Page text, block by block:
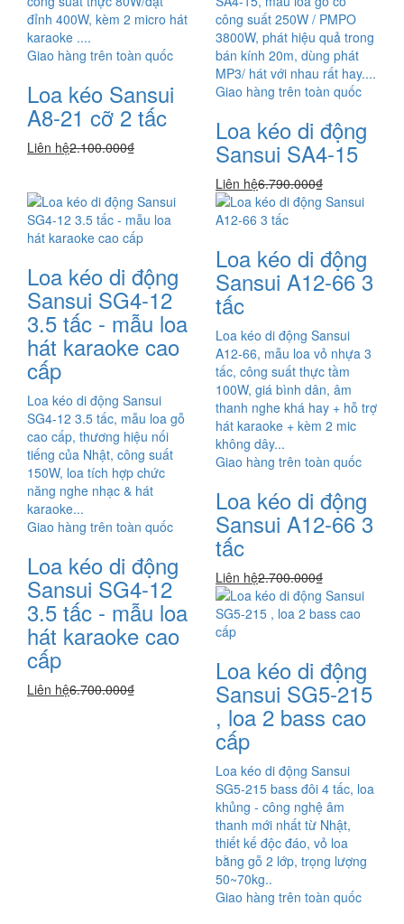
đỉnh 400W, kèm 2 micro hát
karaoke ....
Giao hàng trên toàn quốc
Loa kéo Sansui
A8-21 cỡ 2 tấc
Liên hệ2.100.000₫
công suất 250W / PMPO
3800W, phát hiệu quả trong
bán kính 20m, dùng phát
MP3/ hát với nhau rất hay....
Giao hàng trên toàn quốc
Loa kéo di động
Sansui SA4-15
Liên hệ6.790.000₫
Loa kéo di động
Sansui SG4-12
3.5 tấc - mẫu loa
hát karaoke cao
cấp
Loa kéo di động Sansui
SG4-12 3.5 tấc, mẫu loa gỗ
cao cấp, thương hiệu nối
tiếng của Nhật, công suất
150W, loa tích hợp chức
năng nghe nhạc & hát
karaoke...
Giao hàng trên toàn quốc
Loa kéo di động
Sansui SG4-12
3.5 tấc - mẫu loa
hát karaoke cao
cấp
Liên hệ6.700.000₫
Loa kéo di động
Sansui A12-66 3
tấc
Loa kéo di động Sansui
A12-66, mẫu loa vỏ nhựa 3
tấc, công suất thực tầm
100W, giá bình dân, âm
thanh nghe khá hay + hỗ trợ
hát karaoke + kèm 2 mic
không dây...
Giao hàng trên toàn quốc
Loa kéo di động
Sansui A12-66 3
tấc
Liên hệ2.700.000₫
Loa kéo di động
Sansui SG5-215
, loa 2 bass cao
cấp
Loa kéo di động Sansui
SG5-215 bass đôi 4 tấc, loa
khủng - công nghệ âm
thanh mới nhất từ Nhật,
thiết kế độc đáo, vỏ loa
bằng gỗ 2 lớp, trọng lượng
50~70kg..
Giao hàng trên toàn quốc